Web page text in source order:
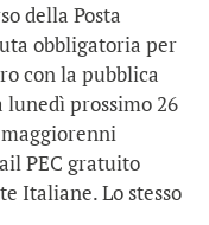
della Posta
obbligatoria per
con la pubblica
prossimo 26
PEC gratuito
Italiane. Lo stesso